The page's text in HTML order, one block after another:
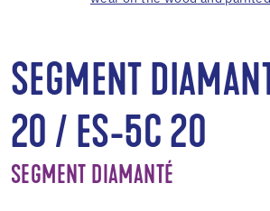
SEGMENT
20 / ES-5C 20
SEGMENT DIAMANTÉ